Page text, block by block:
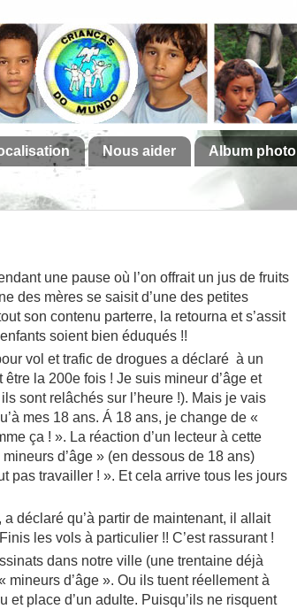
Nous aider Album photo
une pause où l’on offrait un jus de fruits
des mères se saisit d’une des petites
son contenu parterre, la retourna et s’assit
soient bien éduqués !!
vol et trafic de drogues a déclaré à un
la 200e fois ! Je suis mineur d’âge et
sont relâchés sur l’heure !). Mais je vais
mes 18 ans. Á 18 ans, je change de «
ça ! ». La réaction d’un lecteur à cette
d’âge » (en dessous de 18 ans)
pas travailler ! ». Et cela arrive tous les jours
déclaré qu’à partir de maintenant, il allait
les vols à particulier !! C’est rassurant !
dans notre ville (une trentaine déjà
d’âge ». Ou ils tuent réellement à
et place d’un adulte. Puisqu’ils ne risquent